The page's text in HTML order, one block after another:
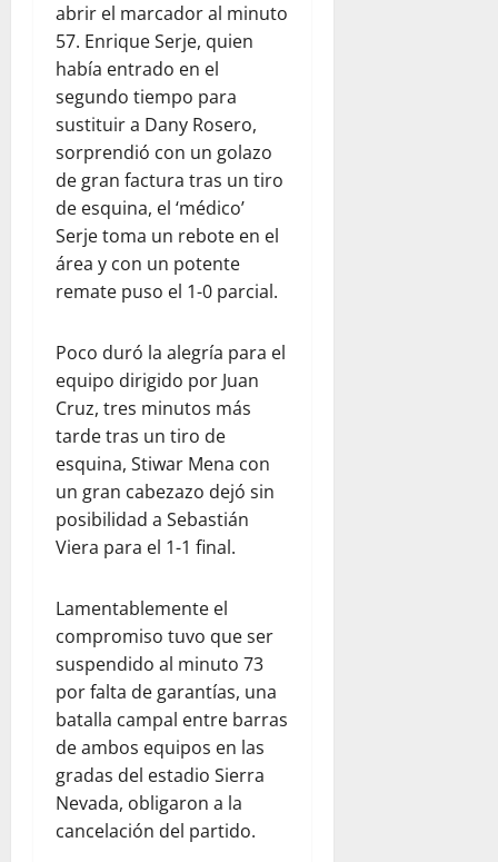
abrir el marcador al minuto
57. Enrique Serje, quien
había entrado en el
segundo tiempo para
sustituir a Dany Rosero,
sorprendió con un golazo
de gran factura tras un tiro
de esquina, el ‘médico’
Serje toma un rebote en el
área y con un potente
remate puso el 1-0 parcial.
Poco duró la alegría para el
equipo dirigido por Juan
Cruz, tres minutos más
tarde tras un tiro de
esquina, Stiwar Mena con
un gran cabezazo dejó sin
posibilidad a Sebastián
Viera para el 1-1 final.
Lamentablemente el
compromiso tuvo que ser
suspendido al minuto 73
por falta de garantías, una
batalla campal entre barras
de ambos equipos en las
gradas del estadio Sierra
Nevada, obligaron a la
cancelación del partido.